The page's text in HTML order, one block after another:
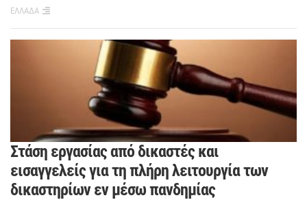
ΕΛΛΑΔΑ
Στάση εργασίας από δικαστές και
εισαγγελείς για τη πλήρη λειτουργία των
δικαστηρίων εν μέσω πανδημίας